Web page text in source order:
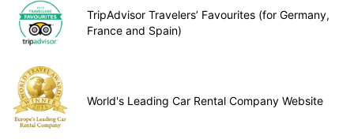
TripAdvisor Travelers’ Favourites (for Germany,
France and Spain)
World's Leading Car Rental Company Website